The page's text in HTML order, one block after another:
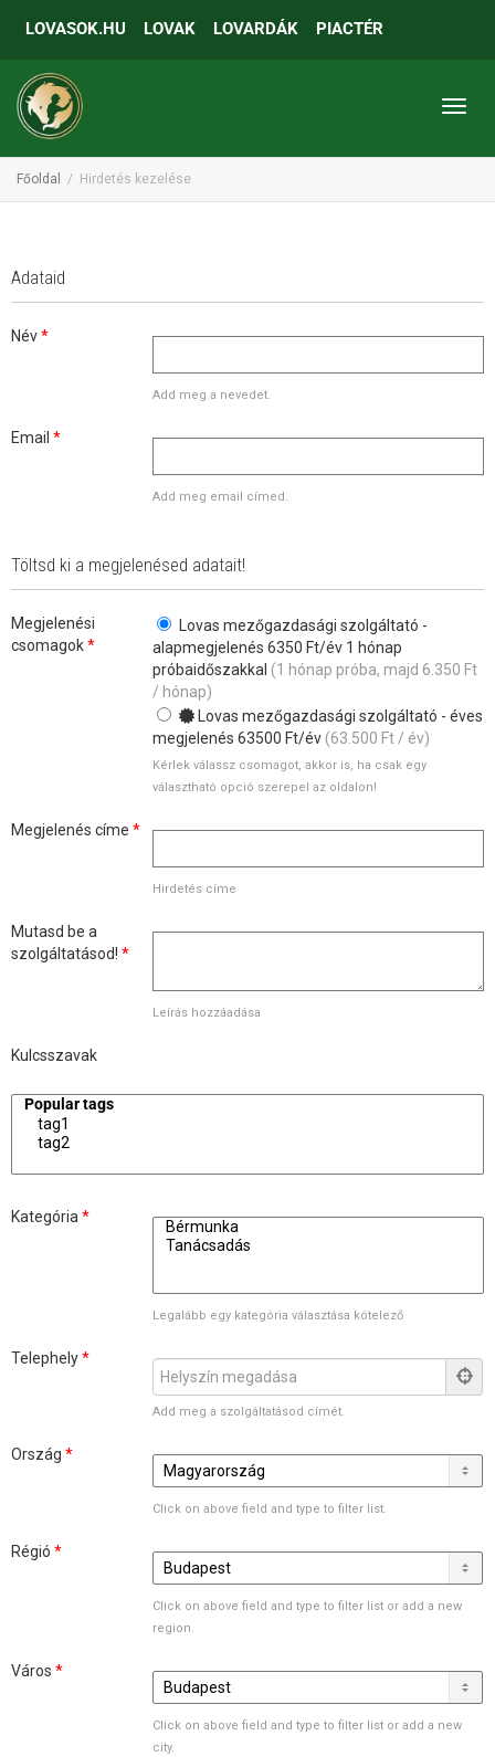
LOVASOK.HU LOVAK LOVARDÁK PIACTÉR
Főoldal Hirdetés kezelése
Adataid
Név*
Add meg a nevedet.
Email *
Add meg email címed.
Töltsd ki a megjelenésed adatait!
Megjelenési
csomagok*
Lovas mezőgazdasági szolgáltató -
alapmegjelenés 6350 Ft/év 1 hónap
próbaidőszakkal (1 hónap próba, majd 6.350 Ft
/ hónap)
Lovas mezőgazdasági szolgáltató - éves
megjelenés 63500 Ft/év (63.500 Ft / év)
Kérlek válassz csomagot, akkor is, ha csak egy
választható opció szerepel az oldalon!
Megjelenés címe *
Hirdetés címe
Mutasd be a
szolgáltatásod! *
Leírás hozzáadása
Kulcsszavak
Kategória *
Legalább egy kategória választása kötelező
Telephely*
Add meg a szolgáltatásod címét.
Ország *
Click on above field and type to filter list.
Régió *
Click on above field and type to filter list or add a new
region.
Város *
Click on above field and type to filter list or add a new
city.